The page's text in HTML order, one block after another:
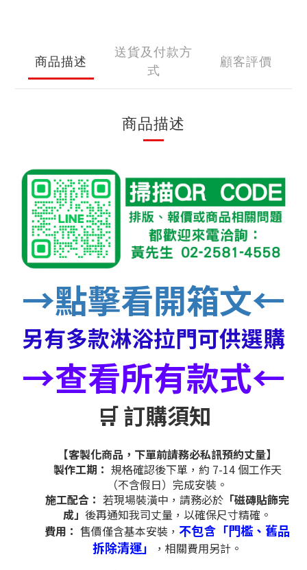
商品描述
送貨及付款方
式
顧客評價
商品描述
→點擊看開箱文←
另有多款淋浴拉門可供選購
→查看所有款式←
🛒 訂購須知
【客製化商品，下單前請務必私訊預約丈量】
製作工期： 規格確認後下單，約 7-14 個工作天
（不含假日）完成安裝。
施工配合： 若現場裝潢中，請務必於 「磁磚貼飾完
成」 後再通知我司丈量，以確保尺寸精確。
費用： 售價僅含基本安裝， 不包含「門檻、舊品
拆除清運」
，相關費用另計。